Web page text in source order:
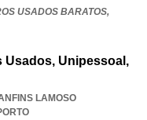
USADOS BARATOS,
Usados, Unipessoal,
LAMOSO